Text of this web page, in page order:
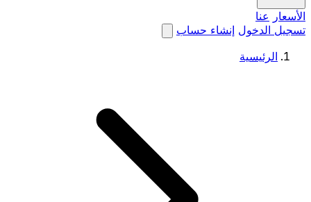
الأسعار عنا
تسجيل الدخول إنشاء حساب
الرئيسية